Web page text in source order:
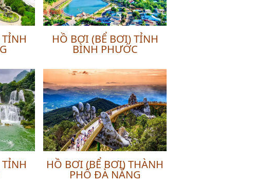
HỒ BƠI (BỂ BƠI) TỈNH
BÌNH PHƯỚC
HỒ BƠI (BỂ BƠI) THÀNH
PHỐ ĐÀ NẴNG